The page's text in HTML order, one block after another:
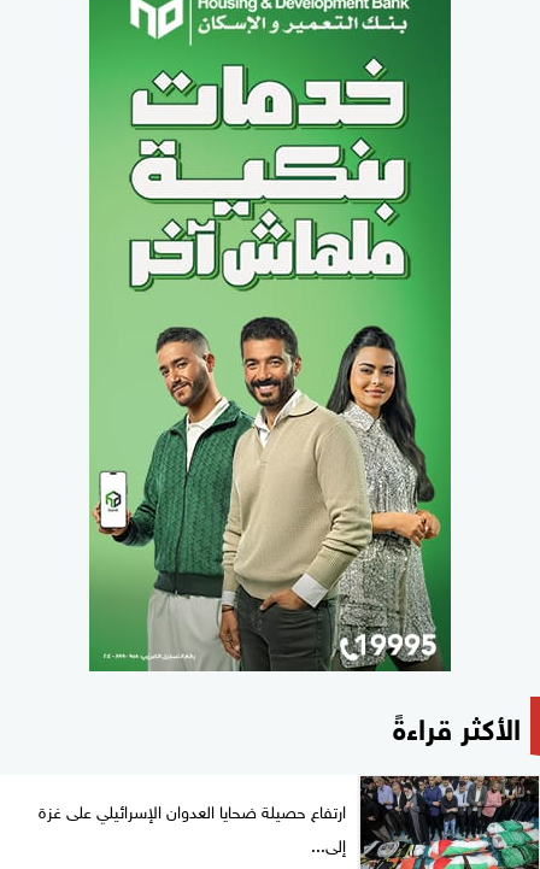
الأكثر قراءةً
ارتفاع حصيلة ضحايا العدوان الإسرائيلي على غزة
إلى...